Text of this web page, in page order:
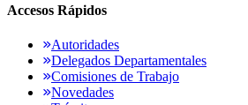
Accesos Rápidos
Autoridades
Delegados Departamentales
Comisiones de Trabajo
Novedades